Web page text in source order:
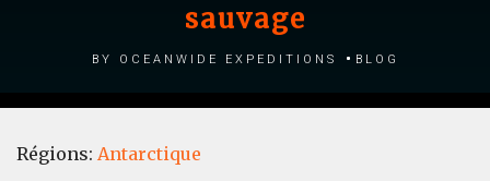
sauvage
by Oceanwide Expeditions Blog
Régions: Antarctique